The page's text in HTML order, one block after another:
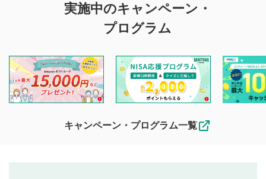
投稿に関する注意
を目的として、各動画コンテンツに、評価およびコメントの
投稿ができます。利用者は以下の注意事項をご理解のうえ、
閲覧および投稿を行うものとしてください。
他の利用者が動画を視聴される際の参考になるコメントをお
待ちしております。
なお、投稿をもって、本注意事項に同意されたものとみなし
実施中のキャンペーン・
プログラム
キャンペーン・プログラム一覧